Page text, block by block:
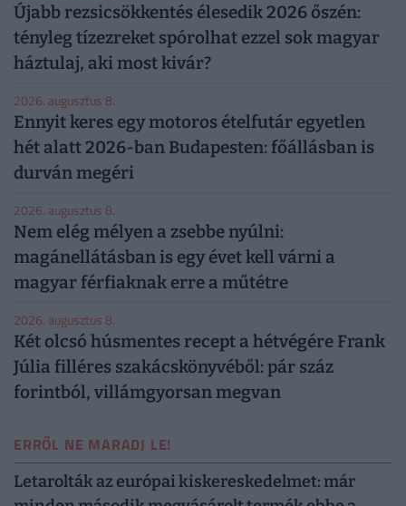
Újabb rezsicsökkentés élesedik 2026 őszén:
tényleg tízezreket spórolhat ezzel sok magyar
háztulaj, aki most kivár?
2026. augusztus 8.
Ennyit keres egy motoros ételfutár egyetlen
hét alatt 2026-ban Budapesten: főállásban is
durván megéri
2026. augusztus 8.
Nem elég mélyen a zsebbe nyúlni:
magánellátásban is egy évet kell várni a
magyar férfiaknak erre a műtétre
2026. augusztus 8.
Két olcsó húsmentes recept a hétvégére Frank
Júlia filléres szakácskönyvéből: pár száz
forintból, villámgyorsan megvan
ERRŐL NE MARADJ LE!
Letarolták az európai kiskereskedelmet: már